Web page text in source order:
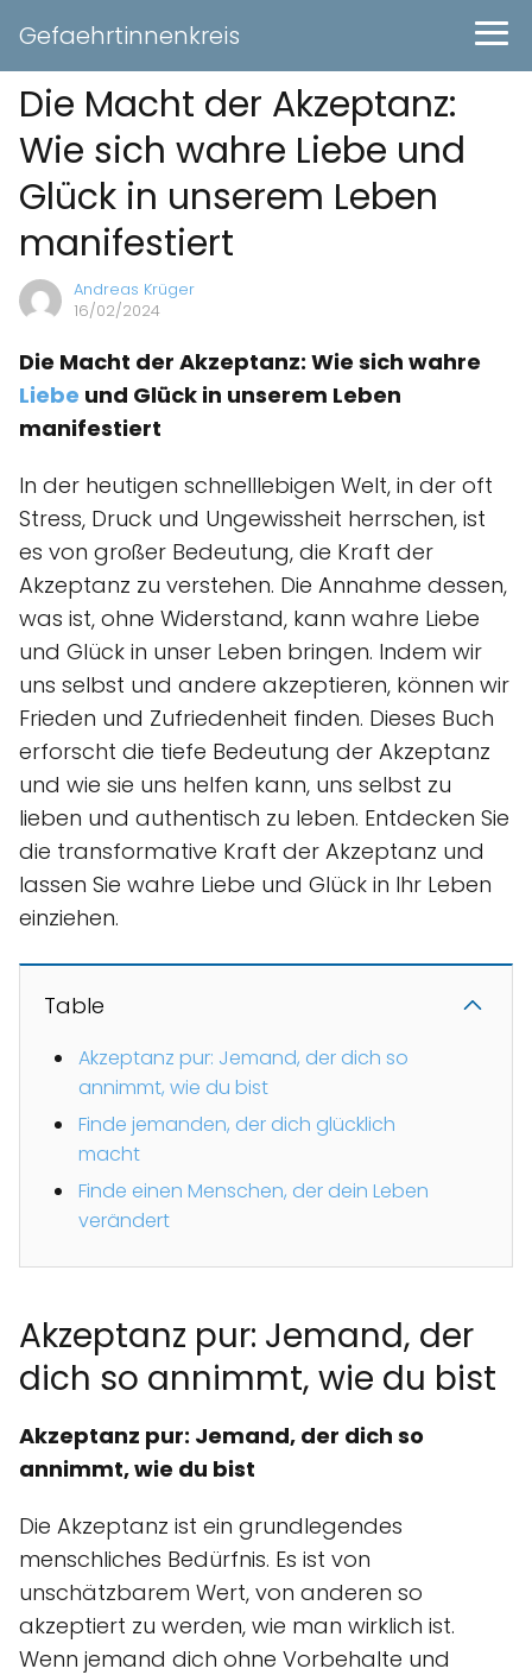
Gefaehrtinnenkreis
Die Macht der Akzeptanz:
Wie sich wahre Liebe und
Glück in unserem Leben
manifestiert
Andreas Krüger
16/02/2024
Die Macht der Akzeptanz: Wie sich wahre
Liebe und Glück in unserem Leben
manifestiert
In der heutigen schnelllebigen Welt, in der oft
Stress, Druck und Ungewissheit herrschen, ist
es von großer Bedeutung, die Kraft der
Akzeptanz zu verstehen. Die Annahme dessen,
was ist, ohne Widerstand, kann wahre Liebe
und Glück in unser Leben bringen. Indem wir
uns selbst und andere akzeptieren, können wir
Frieden und Zufriedenheit finden. Dieses Buch
erforscht die tiefe Bedeutung der Akzeptanz
und wie sie uns helfen kann, uns selbst zu
lieben und authentisch zu leben. Entdecken Sie
die transformative Kraft der Akzeptanz und
lassen Sie wahre Liebe und Glück in Ihr Leben
einziehen.
Table
Akzeptanz pur: Jemand, der dich so
annimmt, wie du bist
Finde jemanden, der dich glücklich
macht
Finde einen Menschen, der dein Leben
verändert
Akzeptanz pur: Jemand, der
dich so annimmt, wie du bist
Akzeptanz pur: Jemand, der dich so
annimmt, wie du bist
Die Akzeptanz ist ein grundlegendes
menschliches Bedürfnis. Es ist von
unschätzbarem Wert, von anderen so
akzeptiert zu werden, wie man wirklich ist.
Wenn jemand dich ohne Vorbehalte und